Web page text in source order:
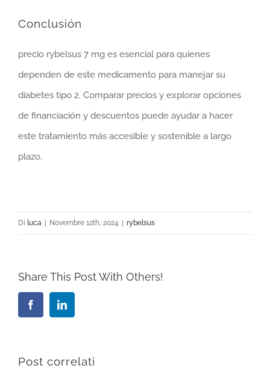
Conclusión
precio rybelsus 7 mg es esencial para quienes
dependen de este medicamento para manejar su
diabetes tipo 2. Comparar precios y explorar opciones
de financiación y descuentos puede ayudar a hacer
este tratamiento más accesible y sostenible a largo
plazo.
Di luca | Novembre 12th, 2024 | rybelsus
Share This Post With Others!
FacebookLinkedIn
Post correlati